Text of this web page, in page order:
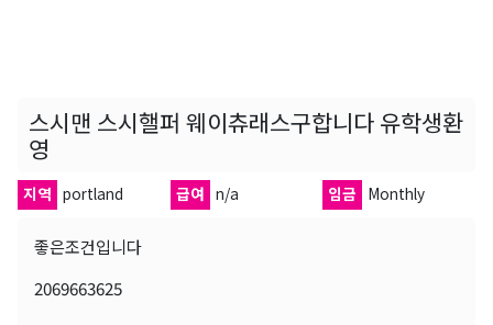
스시맨 스시핼퍼 웨이츄래스구합니다 유학생환
영
지역 portland 급여 n/a 임금 Monthly
좋은조건입니다
2069663625